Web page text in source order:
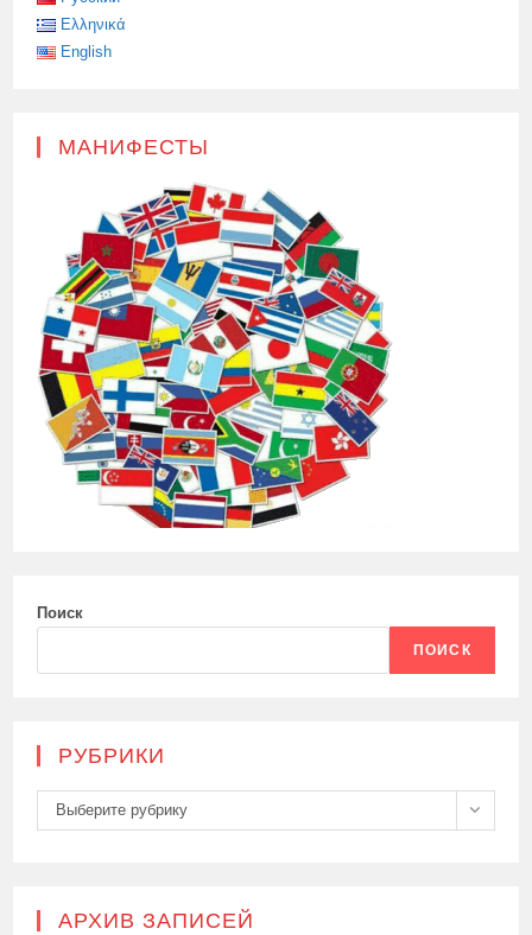
Ελληνικά
English
МАНИФЕСТЫ
Поиск
ПОИСК
РУБРИКИ
Рубрики
Выберите рубрику
АРХИВ ЗАПИСЕЙ